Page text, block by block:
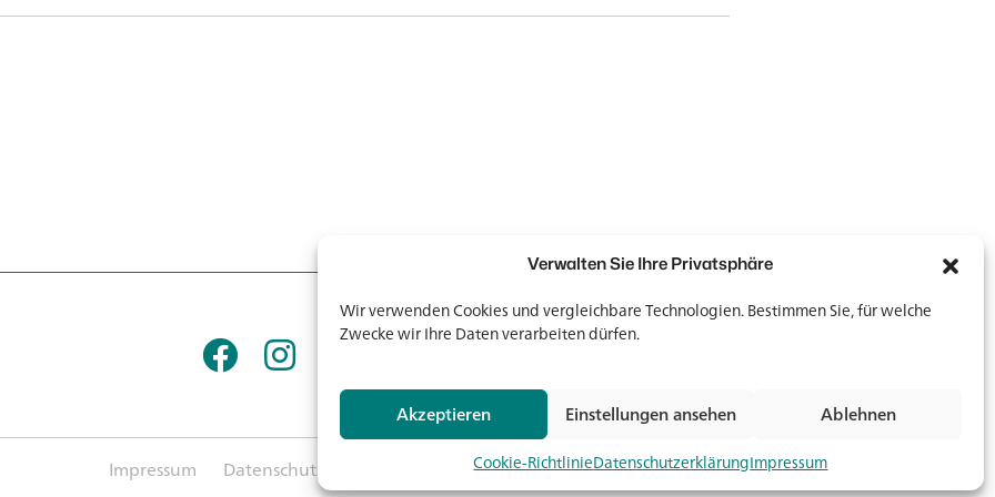
Verwalten Sie Ihre Privatsphäre
Wir verwenden Cookies und vergleichbare Technologien. Bestimmen Sie, für welche
Zwecke wir Ihre Daten verarbeiten dürfen.
Akzeptieren Ablehnen
Einstellungen ansehen
Cookie-RichtlinieDatenschutzerklärungImpressum
Impressum Datenschutz Medien & Downloads